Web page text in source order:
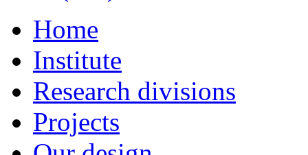
Home
Institute
Research divisions
Projects